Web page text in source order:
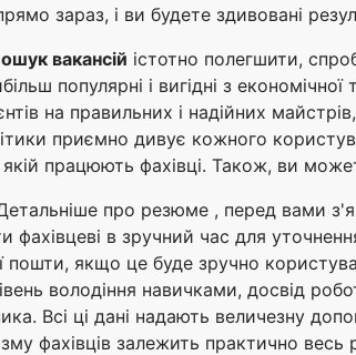
зараз, і ви будете здивовані
вакансій істотно полегшити,
популярні і вигідні з
на правильних і надійних
приємно дивує кожного
працюють фахівці. Також, ви
про резюме , перед вами
фахівцеві в зручний час для
якщо це буде зручно
володіння навичками, досвід
Всі ці дані надають величезну
фахівців залежить практично